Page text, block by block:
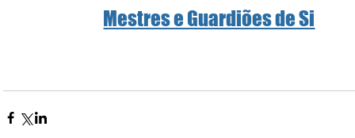
Mestres e Guardiões de Si